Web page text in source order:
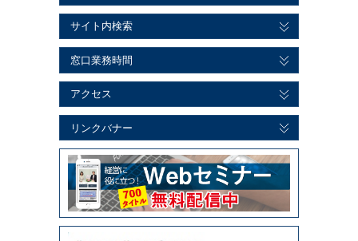
サイト内検索
窓口業務時間
アクセス
リンクバナー